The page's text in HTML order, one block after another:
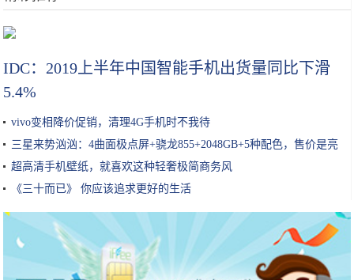
保湿超过100小时？吴昕、张韶涵都推荐的喷雾？这些护肤品我都要
IDC：2019上半年中国智能手机出货量同比下滑
5.4%
vivo变相降价促销，清理4G手机时不我待
三星来势汹汹：4曲面极点屏+骁龙855+2048GB+5种配色，售价是亮
点
超高清手机壁纸，就喜欢这种轻奢极简商务风
《三十而已》 你应该追求更好的生活